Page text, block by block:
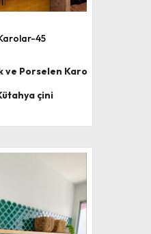
45
ve Porselen Karo
çini